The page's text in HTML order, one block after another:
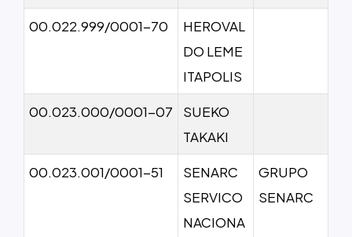
00.022.999/0001-70
HEROVAL
DO LEME
ITAPOLIS
00.023.000/0001-07
SUEKO
TAKAKI
00.023.001/0001-51
SENARC
SERVICO
NACIONA
GRUPO
SENARC